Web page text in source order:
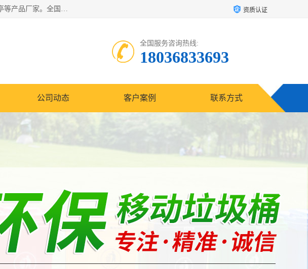
苏州多麦公共设施有限公司是一家苏州垃圾桶厂家，主营：塑料垃圾桶、分类果皮箱、户外园林椅、保安岗亭等产品厂家。全国统一热线电话：17105580222。公司组建完善的团队。设计人员，能根据客户要求，提供适合的设计方案，来满足客户的需求。 资质认证
全国服务咨询热线:
18036833693
公司动态 客户案例 联系方式